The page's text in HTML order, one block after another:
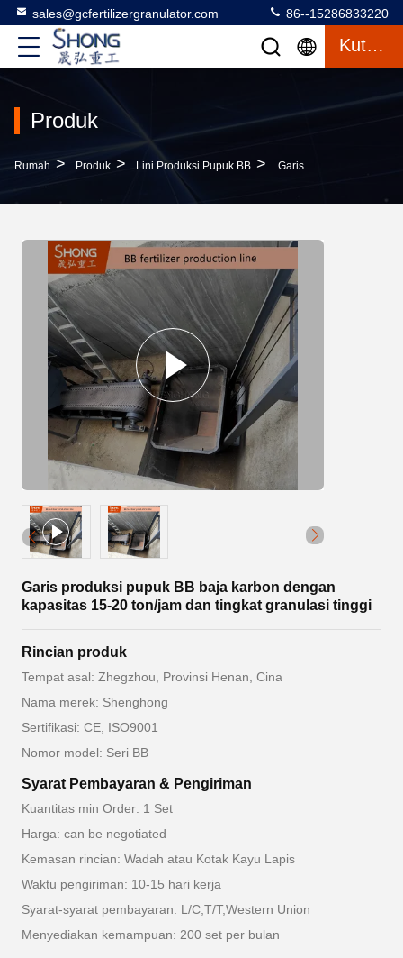
sales@gcfertilizergranulator.com 86--15286833220
Kutipan
Produk
Rumah > Produk > Lini Produksi Pupuk BB > Garis Produksi Pupuk BB Baja Karbon Dengan Kapasitas 15-20 Ton/jam Dan Tingkat Granulasi Tinggi
Garis produksi pupuk BB baja karbon dengan
kapasitas 15-20 ton/jam dan tingkat granulasi tinggi
Rincian produk
Tempat asal: Zhegzhou, Provinsi Henan, Cina
Nama merek: Shenghong
Sertifikasi: CE, ISO9001
Nomor model: Seri BB
Syarat Pembayaran & Pengiriman
Kuantitas min Order: 1 Set
Harga: can be negotiated
Kemasan rincian: Wadah atau Kotak Kayu Lapis
Waktu pengiriman: 10-15 hari kerja
Syarat-syarat pembayaran: L/C,T/T,Western Union
Menyediakan kemampuan: 200 set per bulan